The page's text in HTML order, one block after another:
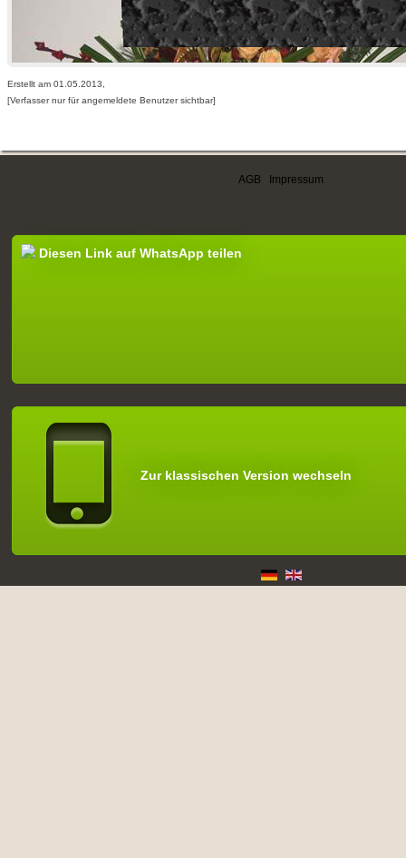
Erstellt am 01.05.2013,
[Verfasser nur für angemeldete Benutzer sichtbar]
AGB Impressum
Diesen Link auf WhatsApp teilen
Zur klassischen Version wechseln